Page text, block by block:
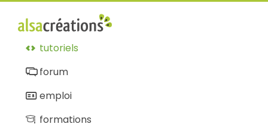
tutoriels
forum
emploi
formations